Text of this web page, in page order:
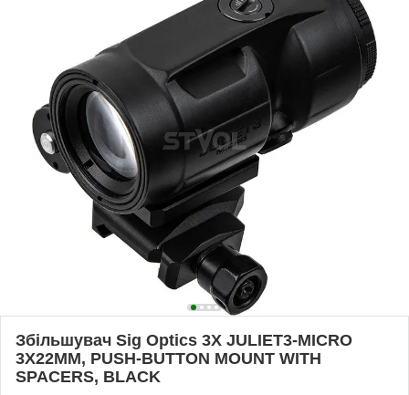
Збільшувач Sig Optics 3X JULIET3-MICRO
3X22MM, PUSH-BUTTON MOUNT WITH
SPACERS, BLACK